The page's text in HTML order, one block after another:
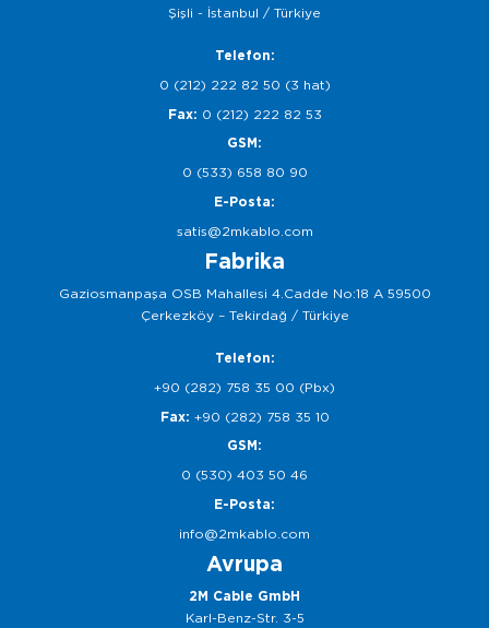
Şişli - İstanbul / Türkiye
Telefon:
0 (212) 222 82 50 (3 hat)
Fax: 0 (212) 222 82 53
GSM:
0 (533) 658 80 90
E-Posta:
satis@2mkablo.com
Fabrika
Gaziosmanpaşa OSB Mahallesi 4.Cadde No:18 A 59500
Çerkezköy – Tekirdağ / Türkiye
Telefon:
+90 (282) 758 35 00 (Pbx)
Fax: +90 (282) 758 35 10
GSM:
0 (530) 403 50 46
E-Posta:
info@2mkablo.com
Avrupa
2M Cable GmbH
Karl-Benz-Str. 3-5